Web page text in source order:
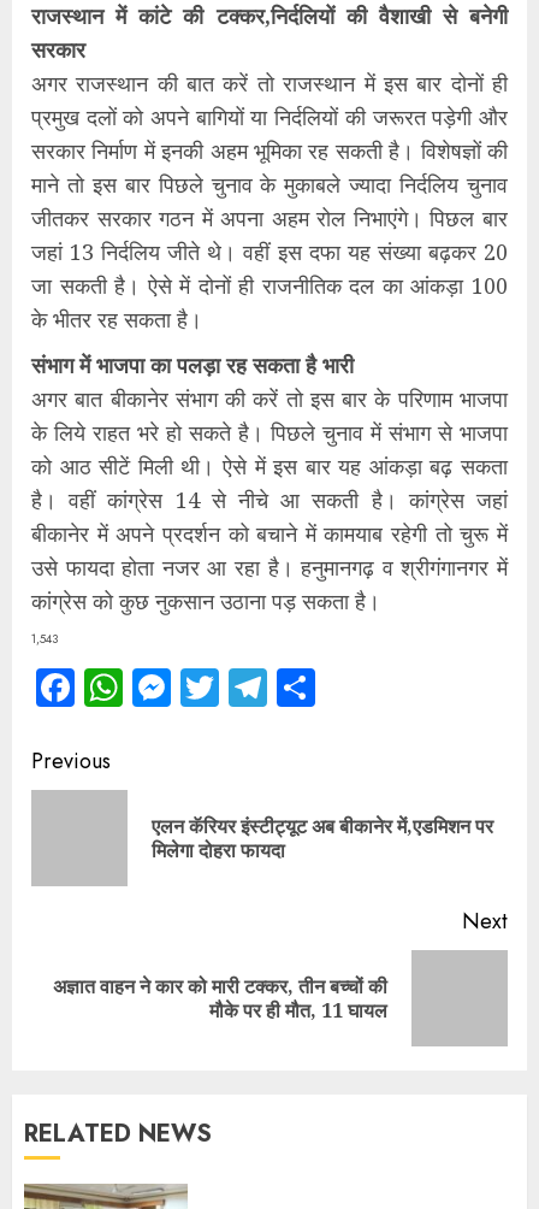
राजस्थान में कांटे की टक्कर,निर्दलियों की वैशाखी से बनेगी
सरकार
अगर राजस्थान की बात करें तो राजस्थान में इस बार दोनों ही
प्रमुख दलों को अपने बागियों या निर्दलियों की जरूरत पड़ेगी और
सरकार निर्माण में इनकी अहम भूमिका रह सकती है। विशेषज्ञों की
माने तो इस बार पिछले चुनाव के मुकाबले ज्यादा निर्दलिय चुनाव
जीतकर सरकार गठन में अपना अहम रोल निभाएंगे। पिछल बार
जहां 13 निर्दलिय जीते थे। वहीं इस दफा यह संख्या बढ़कर 20
जा सकती है। ऐसे में दोनों ही राजनीतिक दल का आंकड़ा 100
के भीतर रह सकता है।
संभाग में भाजपा का पलड़ा रह सकता है भारी
अगर बात बीकानेर संभाग की करें तो इस बार के परिणाम भाजपा
के लिये राहत भरे हो सकते है। पिछले चुनाव में संभाग से भाजपा
को आठ सीटें मिली थी। ऐसे में इस बार यह आंकड़ा बढ़ सकता
है। वहीं कांग्रेस 14 से नीचे आ सकती है। कांग्रेस जहां
बीकानेर में अपने प्रदर्शन को बचाने में कामयाब रहेगी तो चुरू में
उसे फायदा होता नजर आ रहा है। हनुमानगढ़ व श्रीगंगानगर में
कांग्रेस को कुछ नुकसान उठाना पड़ सकता है।
1,543
Facebook
WhatsApp
Messenger
TwitterTelegram
Continue
Reading
Previous
एलन कॅरियर इंस्टीट्यूट अब बीकानेर में,एडमिशन पर
मिलेगा दोहरा फायदा
Next
Next
अज्ञात वाहन ने कार को मारी टक्कर, तीन बच्चों की
मौके पर ही मौत, 11 घायल
RELATED NEWS